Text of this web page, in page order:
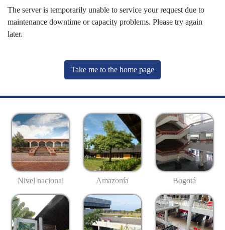
The server is temporarily unable to service your request due to
maintenance downtime or capacity problems. Please try again
later.
Take me to the home page
Nivel nacional Amazonía Bogotá